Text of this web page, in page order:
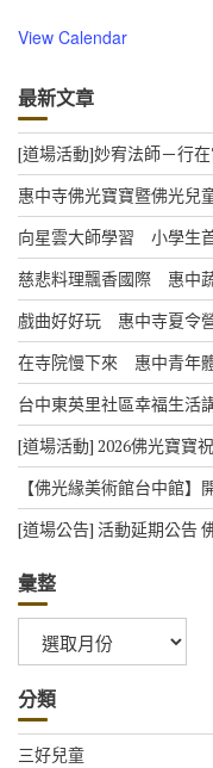
View Calendar
最新文章
[道場活動]妙宥法師－行
惠中寺佛光寶寶暨佛光
向星雲大師學習 小學生
慈悲料理飄香國際 惠中
戲曲好好玩 惠中寺夏令
在寺院慢下來 惠中青年
台中東英里社區幸福生
[道場活動] 2026佛光寶寶
【佛光緣美術館台中館】
[道場公告] 活動延期公告
彙整
整
分類
三好兒童